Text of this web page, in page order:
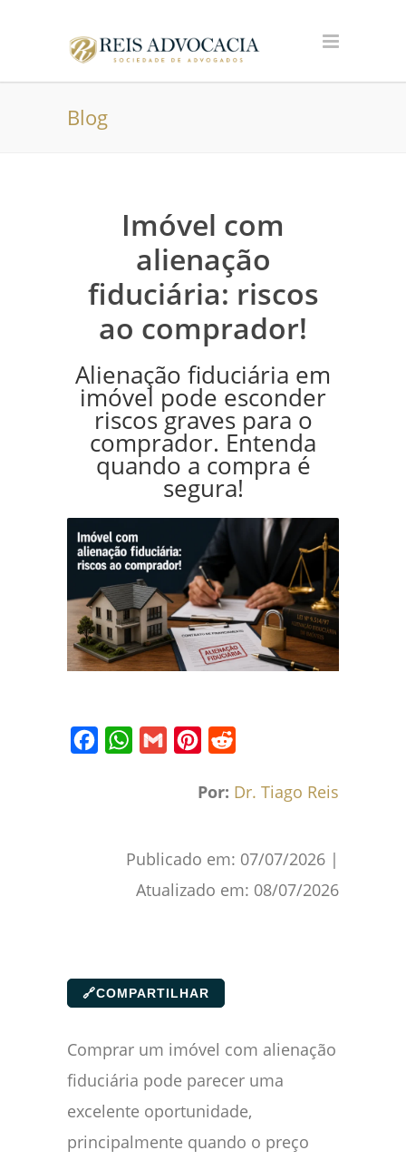
Blog
Imóvel com
alienação
fiduciária: riscos
ao comprador!
Alienação fiduciária em
imóvel pode esconder
riscos graves para o
comprador. Entenda
quando a compra é
segura!
FacebookWhatsApp
Gmail Pinterest
Por: Dr. Tiago Reis
Publicado em: 07/07/2026 |
Atualizado em: 08/07/2026
🔗COMPARTILHAR
Comprar um imóvel com alienação
fiduciária pode parecer uma
excelente oportunidade,
principalmente quando o preço